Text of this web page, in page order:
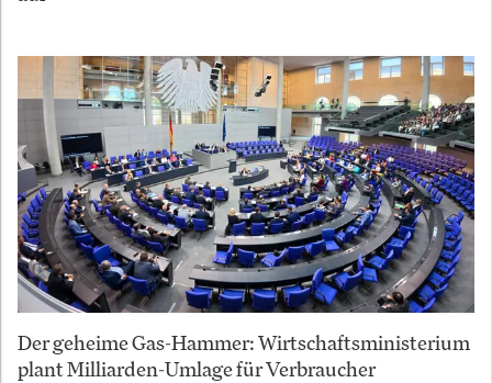
Der geheime Gas-Hammer: Wirtschaftsministerium
plant Milliarden-Umlage für Verbraucher